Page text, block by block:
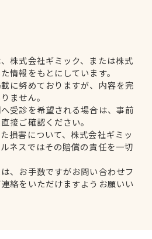
株式会社ギミック、または株式
情報をもとにしています。
に努めておりますが、内容を完
ません。
受診を希望される場合は、事前
接ご確認ください。
損害について、株式会社ギミッ
ネスではその賠償の責任を一切
、お手数ですがお問い合わせフ
絡をいただけますようお願いい